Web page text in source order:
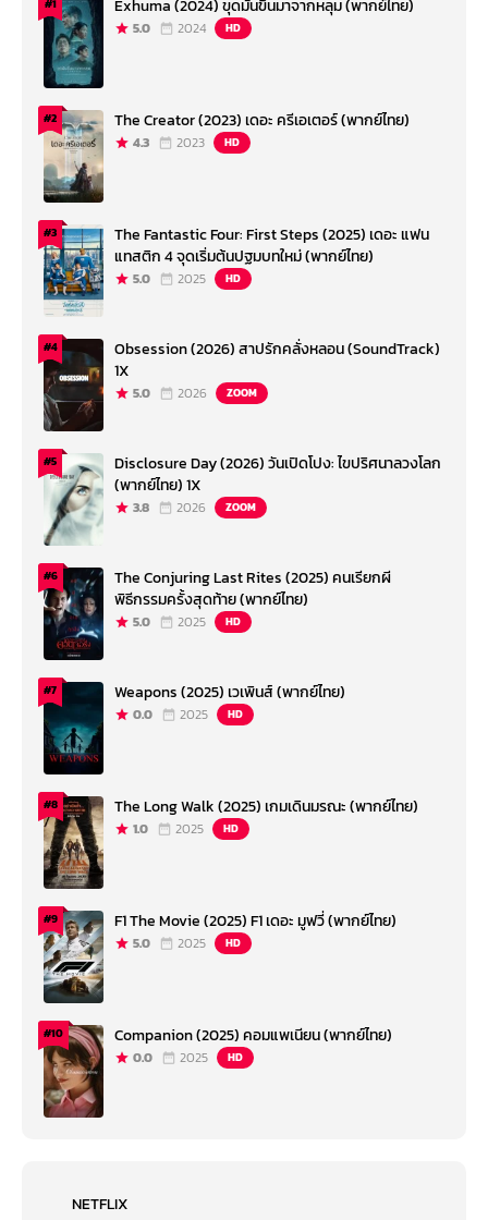
#1 Exhuma (2024) ขุดมันขึ้นมาจากหลุม (พากย์ไทย)
5.0 2024 HD
#2 The Creator (2023) เดอะ ครีเอเตอร์ (พากย์ไทย)
4.3 2023 HD
#3
The Fantastic Four: First Steps (2025) เดอะ แฟน
แทสติก 4 จุดเริ่มต้นปฐมบทใหม่ (พากย์ไทย)
5.0 2025 HD
#4
Obsession (2026) สาปรักคลั่งหลอน (SoundTrack)
1X
5.0 2026 ZOOM
#5
Disclosure Day (2026) วันเปิดโปง: ไขปริศนาลวงโลก
(พากย์ไทย) 1X
3.8 2026 ZOOM
#6
The Conjuring Last Rites (2025) คนเรียกผี
พิธีกรรมครั้งสุดท้าย (พากย์ไทย)
5.0 2025 HD
#7 Weapons (2025) เวเพินส์ (พากย์ไทย)
0.0 2025 HD
#8 The Long Walk (2025) เกมเดินมรณะ (พากย์ไทย)
1.0 2025 HD
#9 F1 The Movie (2025) F1 เดอะ มูฟวี่ (พากย์ไทย)
5.0 2025 HD
#10 Companion (2025) คอมแพเนียน (พากย์ไทย)
0.0 2025 HD
NETFLIX